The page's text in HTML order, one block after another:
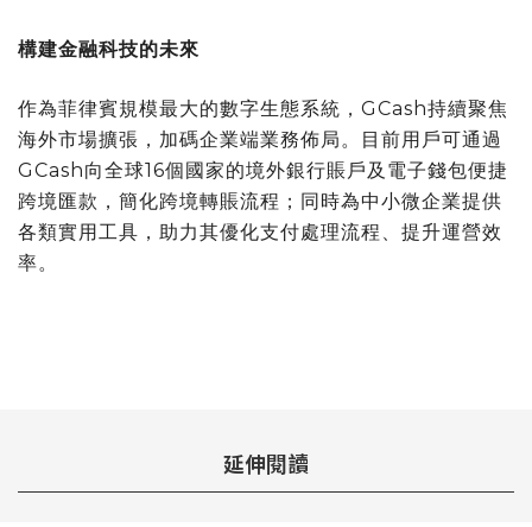
構建金融科技的未來
作為菲律賓規模最大的數字生態系統，GCash持續聚焦
海外市場擴張，加碼企業端業務佈局。目前用戶可通過
GCash向全球16個國家的境外銀行賬戶及電子錢包便捷
跨境匯款，簡化跨境轉賬流程；同時為中小微企業提供
各類實用工具，助力其優化支付處理流程、提升運營效
率。
延伸閱讀